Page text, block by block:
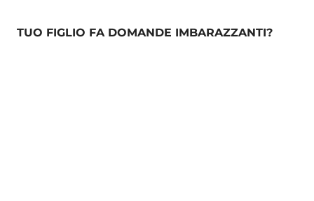
TUO FIGLIO FA DOMANDE IMBARAZZANTI?